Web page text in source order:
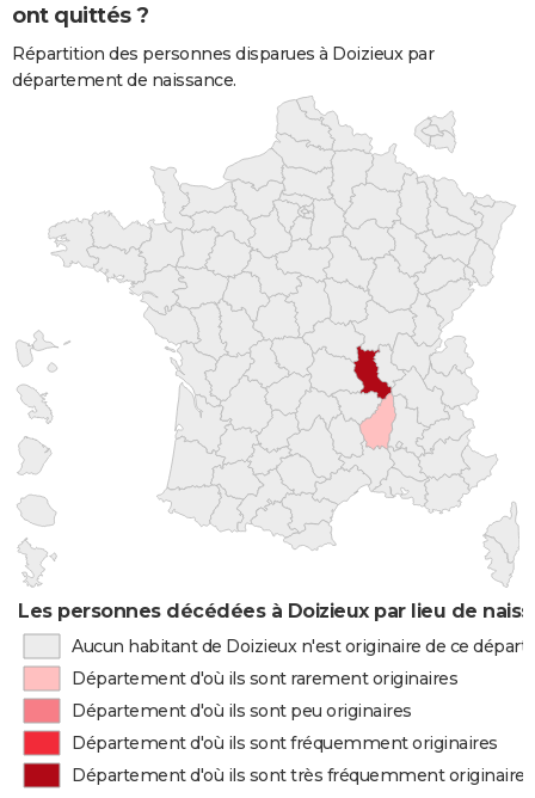
ont quittés ?
Répartition des personnes disparues à Doizieux par
département de naissance.
Les personnes décédées à Doizieux par lieu de
Aucun habitant de Doizieux n'est originaire de ce
Département d'où ils sont rarement originaires
Département d'où ils sont peu originaires
Département d'où ils sont fréquemment originaires
Département d'où ils sont très fréquemment originaires